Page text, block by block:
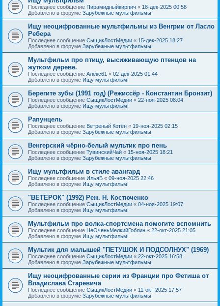
Последнее сообщение Пирамидныйкирпич « 18-дек-2025 00:58
Добавлено в форуме Зарубежные мультфильмы
Ищу неоцифрованные мультфильмы из Венгрии от Ласло
Ребера
Последнее сообщение СыщикЛостМедии « 15-дек-2025 18:27
Добавлено в форуме Зарубежные мультфильмы
Мультфильм про птицу, высиживающую птенцов на
жутком дереве.
Последнее сообщение Алекс61 « 02-дек-2025 01:44
Добавлено в форуме Ищу мультфильм!
Берегите зубы (1991 год) (Режиссёр - Константин Бронзит)
Последнее сообщение СыщикЛостМедии « 22-ноя-2025 08:04
Добавлено в форуме Ищу мультфильм!
Рапунцель
Последнее сообщение Ветреный Котён « 19-ноя-2025 02:15
Добавлено в форуме Зарубежные мультфильмы
Венгерский чёрно-белый мультик про пень
Последнее сообщение ТувинскийЧай « 15-ноя-2025 18:21
Добавлено в форуме Зарубежные мультфильмы
Ищу мультфильм в стиле авангард
Последнее сообщение ИльяБ « 09-ноя-2025 22:46
Добавлено в форуме Ищу мультфильм!
"ВЕТЕРОК" (1992) Реж. Н. Костюченко
Последнее сообщение СыщикЛостМедии « 04-ноя-2025 19:07
Добавлено в форуме Ищу мультфильм!
Мультфильм про волка-спортсмена помогите вспомнить
Последнее сообщение НеОченьМелкийГоблин « 22-окт-2025 21:05
Добавлено в форуме Ищу мультфильм!
Мультик для малышей "ПЕТУШОК И ПОДСОЛНУХ" (1969)
Последнее сообщение СыщикЛостМедии « 22-окт-2025 16:58
Добавлено в форуме Зарубежные мультфильмы
Ищу неоцифрованные серии из Франции про Фетиша от
Владислава Старевича
Последнее сообщение СыщикЛостМедии « 11-окт-2025 17:57
Добавлено в форуме Зарубежные мультфильмы